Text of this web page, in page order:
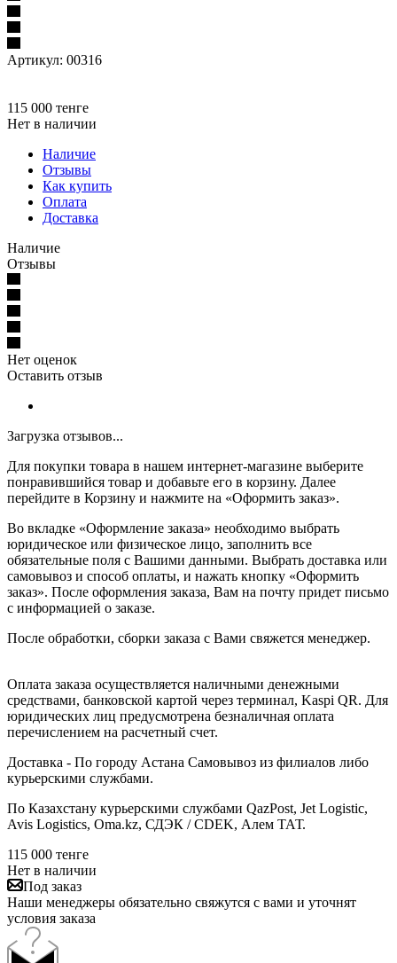
Артикул: 00316
115 000 тенге
Нет в наличии
Наличие
Отзывы
Как купить
Оплата
Доставка
Наличие
Отзывы
Нет оценок
Оставить отзыв
Загрузка отзывов...
Для покупки товара в нашем интернет-магазине выберите
понравившийся товар и добавьте его в корзину. Далее
перейдите в Корзину и нажмите на «Оформить заказ».
Во вкладке «Оформление заказа» необходимо выбрать
юридическое или физическое лицо, заполнить все
обязательные поля с Вашими данными. Выбрать доставка или
самовывоз и способ оплаты, и нажать кнопку «Оформить
заказ». После оформления заказа, Вам на почту придет письмо
с информацией о заказе.
После обработки, сборки заказа с Вами свяжется менеджер.
Оплата заказа осуществляется наличными денежными
средствами, банковской картой через терминал, Kaspi QR. Для
юридических лиц предусмотрена безналичная оплата
перечислением на расчетный счет.
Доставка - По городу Астана Самовывоз из филиалов либо
курьерскими службами.
По Казахстану курьерскими службами QazPost, Jet Logistic,
Avis Logistics, Oma.kz, СДЭК / CDEK, Алем ТАТ.
115 000 тенге
Нет в наличии
Под заказ
Наши менеджеры обязательно свяжутся с вами и уточнят
условия заказа